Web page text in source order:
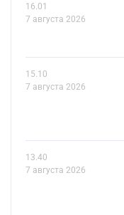
16.01
7 августа 2026
15.10
7 августа 2026
13.40
7 августа 2026